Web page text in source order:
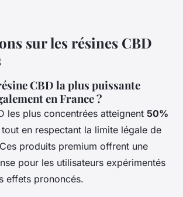
sur les résines CBD
CBD la plus puissante
en France ?
les plus concentrées atteignent 50%
tout en respectant la limite légale de
produits premium offrent une
pour les utilisateurs expérimentés
effets prononcés.